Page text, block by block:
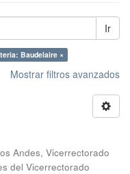
Ir
Baudelaire ×
Mostrar filtros avanzados
Andes, Vicerrectorado
del Vicerrectorado